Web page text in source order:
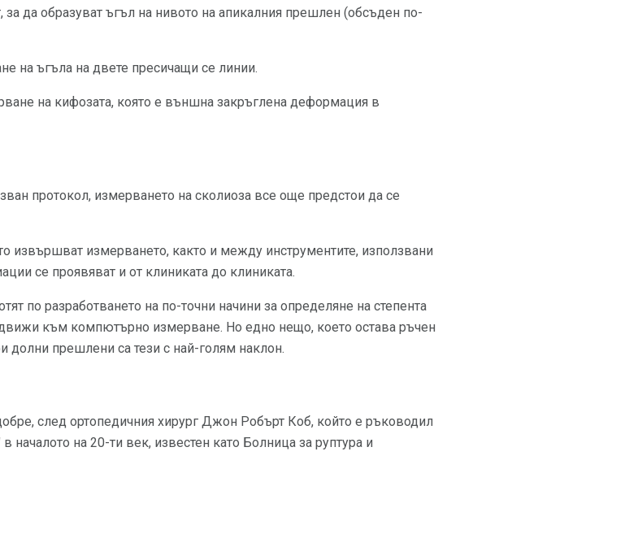
да образуват ъгъл на нивото на апикалния прешлен (обсъден по-
на ъгъла на двете пресичащи се линии.
на кифозата, която е външна закръглена деформация в
протокол, измерването на сколиоза все още предстои да се
извършват измерването, както и между инструментите, използвани
се проявяват и от клиниката до клиниката.
по разработването на по-точни начини за определяне на степента
към компютърно измерване. Но едно нещо, което остава ръчен
долни прешлени са тези с най-голям наклон.
след ортопедичния хирург Джон Робърт Коб, който е ръководил
началото на 20-ти век, известен като Болница за руптура и